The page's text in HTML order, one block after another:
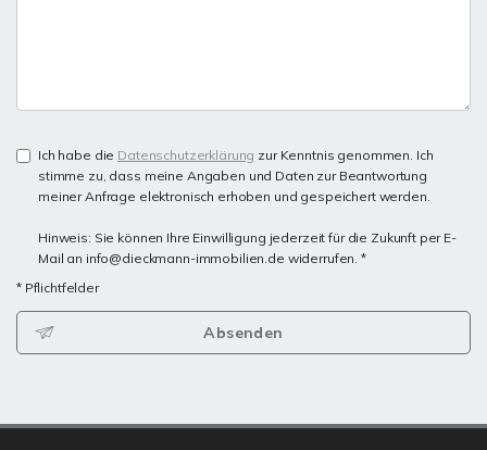
Ich habe die Datenschutzerklärung zur Kenntnis genommen. Ich
stimme zu, dass meine Angaben und Daten zur Beantwortung
meiner Anfrage elektronisch erhoben und gespeichert werden.
Hinweis: Sie können Ihre Einwilligung jederzeit für die Zukunft per E-
Mail an info@dieckmann-immobilien.de widerrufen. *
* Pflichtfelder
Absenden